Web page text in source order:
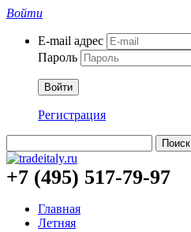
Войти
E-mail адрес
Пароль
Войти
Регистрация
Поиск
+7 (495) 517-79-97
Главная
Летняя